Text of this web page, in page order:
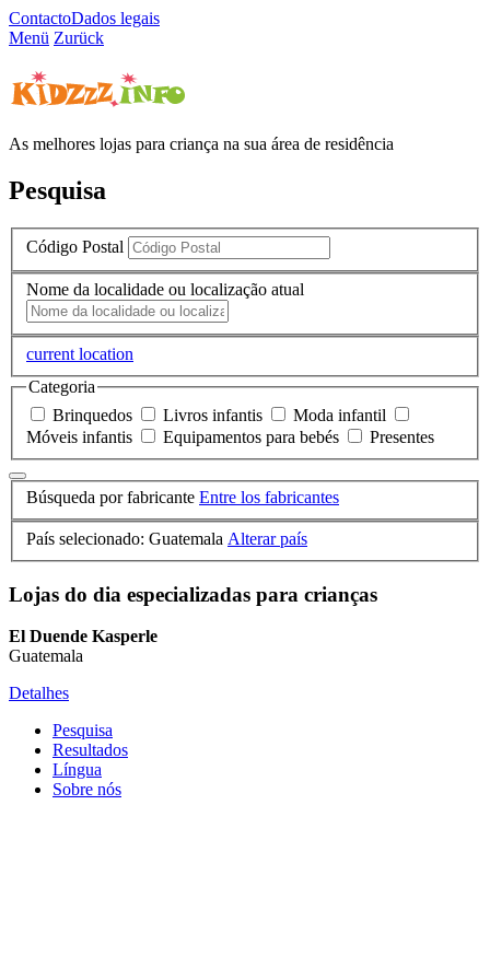
ContactoDados legais
Menü Zurück
As melhores lojas para criança na sua área de residência
Pesquisa
Código Postal
Nome da localidade ou localização atual
current location
Categoria
Brinquedos
Livros infantis
Moda infantil
Móveis infantis
Equipamentos para bebés Presentes
Búsqueda por fabricante Entre los fabricantes
País selecionado: Guatemala Alterar país
Lojas do dia especializadas para crianças
El Duende Kasperle
Guatemala
Detalhes
Pesquisa
Resultados
Língua
Sobre nós